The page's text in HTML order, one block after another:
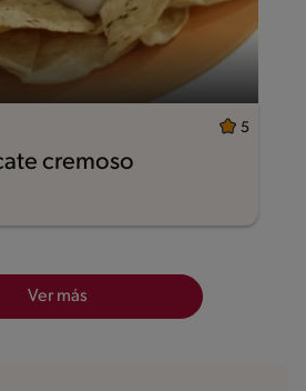
5
cremoso
Ver más